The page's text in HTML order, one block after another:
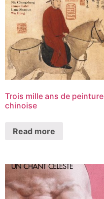
Trois mille ans de peinture
chinoise
Read more